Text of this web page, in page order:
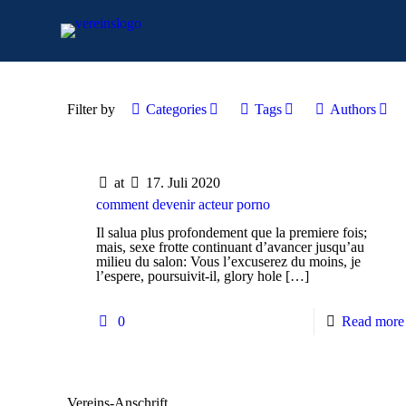
Filter by Categories Tags Authors
at
17. Juli 2020
comment devenir acteur porno
Il salua plus profondement que la premiere fois;
mais, sexe frotte continuant d’avancer jusqu’au
milieu du salon: Vous l’excuserez du moins, je
l’espere, poursuivit-il, glory hole[…]
0 Read more
Vereins-Anschrift